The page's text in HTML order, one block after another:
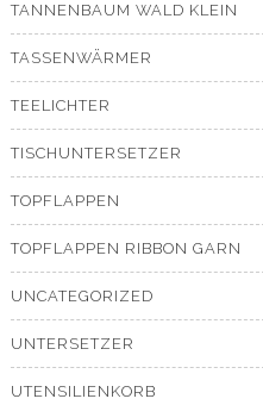
TANNENBAUM WALD KLEIN
TASSENWÄRMER
TEELICHTER
TISCHUNTERSETZER
TOPFLAPPEN
TOPFLAPPEN RIBBON GARN
UNCATEGORIZED
UNTERSETZER
UTENSILIENKORB